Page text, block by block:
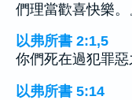
們理當歡喜快樂。
以弗所書 2:1,5
你們死在過犯罪
以弗所書 5:14